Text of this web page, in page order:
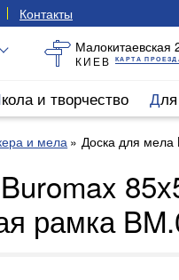
Контакты
Малокитаевская
КИЕВ КАРТА
Школа и творчество
и мела Доска для мела
рамка